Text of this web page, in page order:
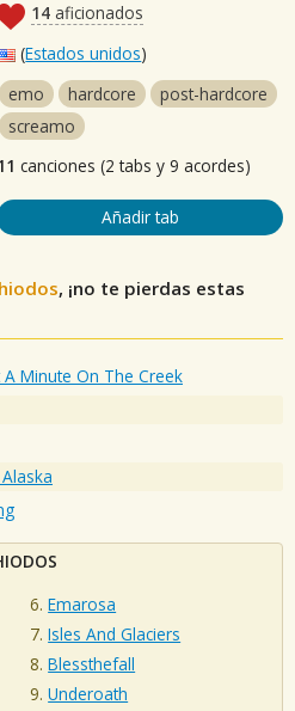
14 aficionados
(Estados unidos)
emo
hardcore
post-hardcore
screamo
canciones (2 tabs y 9 acordes)
Añadir tab
, ¡no te pierdas estas
Minute On The Creek
Emarosa
Isles And Glaciers
Blessthefall
Underoath